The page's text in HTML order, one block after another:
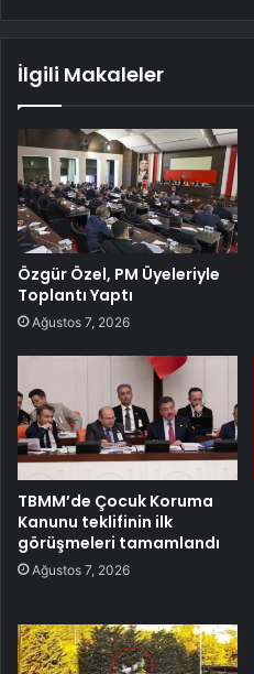
İlgili Makaleler
Özgür Özel, PM Üyeleriyle
Toplantı Yaptı
Ağustos 7, 2026
TBMM’de Çocuk Koruma
Kanunu teklifinin ilk
görüşmeleri tamamlandı
Ağustos 7, 2026